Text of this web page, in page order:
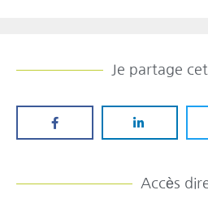
Je partage
Accès